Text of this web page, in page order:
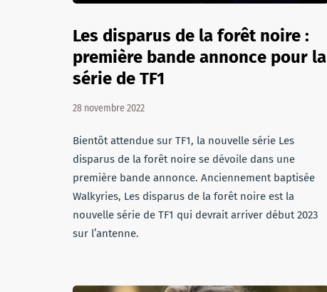
Les disparus de la forêt noire :
première bande annonce pour la
série de TF1
28 novembre 2022
Bientôt attendue sur TF1, la nouvelle série Les
disparus de la forêt noire se dévoile dans une
première bande annonce. Anciennement baptisée
Walkyries, Les disparus de la forêt noire est la
nouvelle série de TF1 qui devrait arriver début 2023
sur l’antenne.